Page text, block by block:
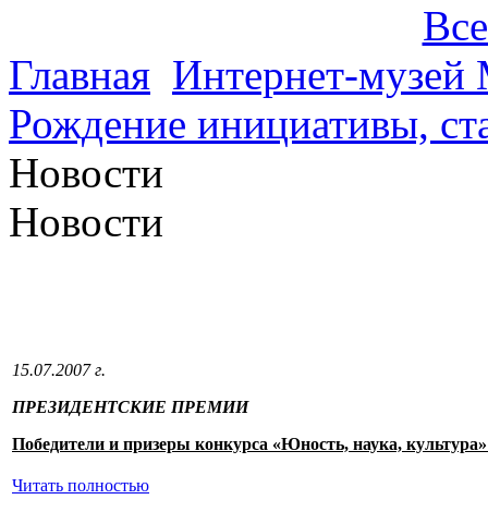
Главная Интернет-
Рождение инициативы,
Новости
Новости
15.07.2007 г.
ПРЕЗИДЕНТСКИЕ ПРЕМИИ
Победители и призеры конкурса «Юность, наука,
Читать полностью